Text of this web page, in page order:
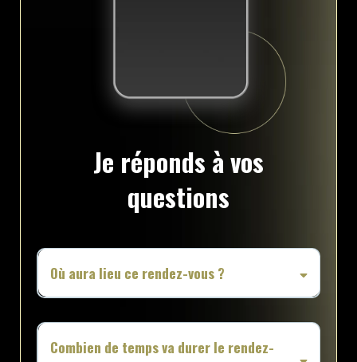
Je réponds à vos
questions
Où aura lieu ce rendez-vous ?
Combien de temps va durer le rendez-